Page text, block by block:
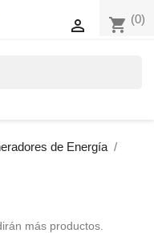
shopping_cart (0)

de Energía
más productos.